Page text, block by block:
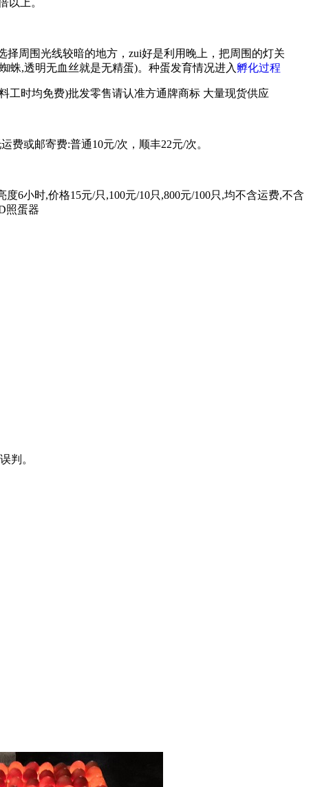
以上。
周围光线较暗的地方，zui好是利用晚上，把周围的灯关
蛛,透明无血丝就是无精蛋)。种蛋发育情况进入 孵化过程
工时均免费)批发零售请认准方通牌商标 大量现货供应
或邮寄费:普通10元/次，顺丰22元/次。
6小时,价格15元/只,100元/10只,800元/100只,均不含运费,不含
照蛋器
判。